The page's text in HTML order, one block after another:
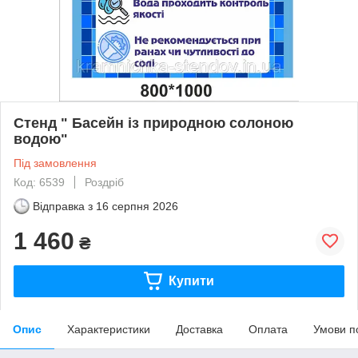
Стенд " Басейн із природною солоною
водою"
Під замовлення
Код: 6539
Роздріб
Відправка з 16 серпня 2026
1 460 ₴
Купити
Опис Характеристики Доставка Оплата Умови